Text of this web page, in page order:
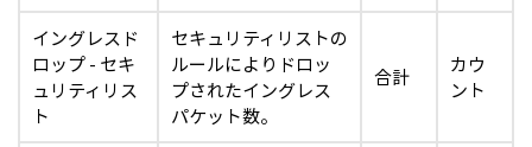
イングレスド
ロップ - セキ
ュリティリス
ト
セキュリティリストの
ルールによりドロッ
プされたイングレス
パケット数。
合計
カウ
ント